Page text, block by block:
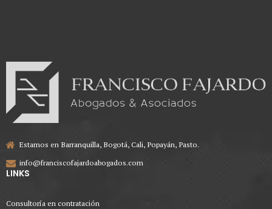
Estamos en Barranquilla, Bogotá, Cali, Popayán, Pasto.
info@franciscofajardoabogados.com
LINKS
Consultoría en contratación